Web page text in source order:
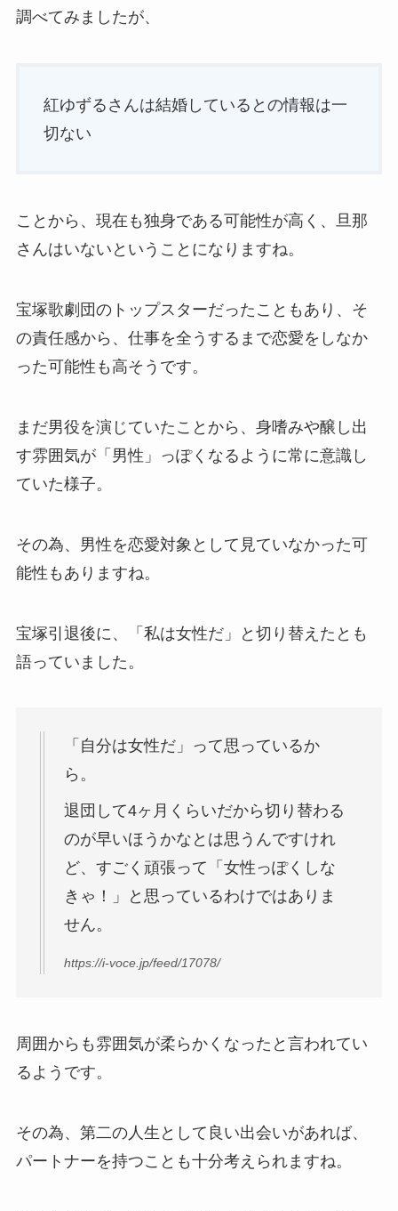
調べてみましたが、
紅ゆずるさんは結婚しているとの情報は一
切ない
ことから、現在も独身である可能性が高く、旦那
さんはいないということになりますね。
宝塚歌劇団のトップスターだったこともあり、そ
の責任感から、仕事を全うするまで恋愛をしなか
った可能性も高そうです。
まだ男役を演じていたことから、身嗜みや醸し出
す雰囲気が「男性」っぽくなるように常に意識し
ていた様子。
その為、男性を恋愛対象として見ていなかった可
能性もありますね。
宝塚引退後に、「私は女性だ」と切り替えたとも
語っていました。
「自分は女性だ」って思っているか
ら。
退団して4ヶ月くらいだから切り替わる
のが早いほうかなとは思うんですけれ
ど、すごく頑張って「女性っぽくしな
きゃ！」と思っているわけではありま
せん。
https://i-voce.jp/feed/17078/
周囲からも雰囲気が柔らかくなったと言われてい
るようです。
その為、第二の人生として良い出会いがあれば、
パートナーを持つことも十分考えられますね。